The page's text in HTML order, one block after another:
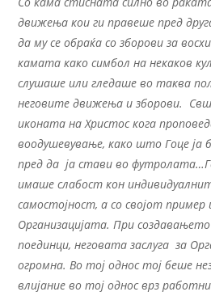
движења кои ги правеше пред
да му се обраќа со зборови за
камата како симбол на некаков
слушаше или гледаше во таква
неговите движења и зборови.
иконата на Христос кога
воодушевување, како што Гоце ја
пред да ја стави во
имаше слабост кон
самостојност, а со својот пример
Организацијата. При
поединци, неговата заслуга за
огромна. Во тој однос тој беше
влијание во тој однос врз